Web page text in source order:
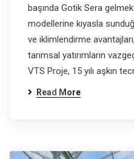
başında Gotik Sera
modellerine kıyasla
ve iklimlendirme
tarımsal yatırımların
VTS Proje, 15 yılı aşkın
Read More